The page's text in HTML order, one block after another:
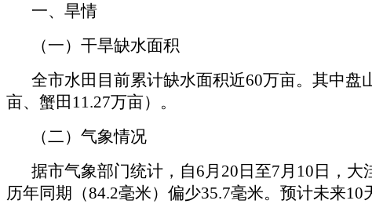
一、旱情
（一）干旱缺水面积
全市水田目前累计缺水面积近60万亩。其中盘
亩、蟹田11.27万亩）。
（二）气象情况
据市气象部门统计，自6月20日至7月10日，
历年同期（84.2毫米）偏少35.7毫米。预计未来